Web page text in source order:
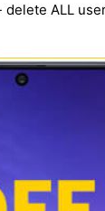
delete ALL